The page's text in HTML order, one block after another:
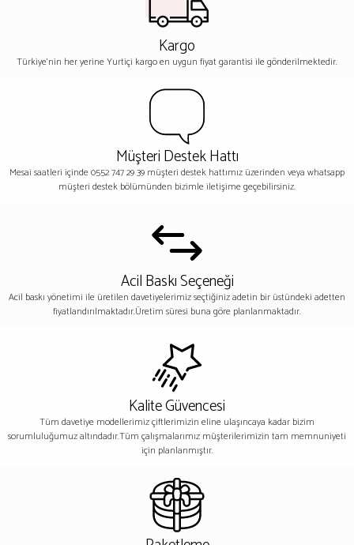
Kargo
Türkiye'nin her yerine Yurtiçi kargo en uygun fiyat garantisi ile gönderilmektedir.
Müşteri Destek Hattı
Mesai saatleri içinde 0552 747 29 39 müşteri destek hattımız üzerinden veya whatsapp
müşteri destek bölümünden bizimle iletişime geçebilirsiniz.
Acil Baskı Seçeneği
Acil baskı yönetimi ile üretilen davetiyelerimiz seçtiğiniz adetin bir üstündeki adetten
fiyatlandırılmaktadır.Üretim süresi buna göre planlanmaktadır.
Kalite Güvencesi
Tüm davetiye modellerimiz çiftlerimizin eline ulaşıncaya kadar bizim
sorumluluğumuz altındadır.Tüm çalışmalarımız müşterilerimizin tam memnuniyeti
için planlanmıştır.